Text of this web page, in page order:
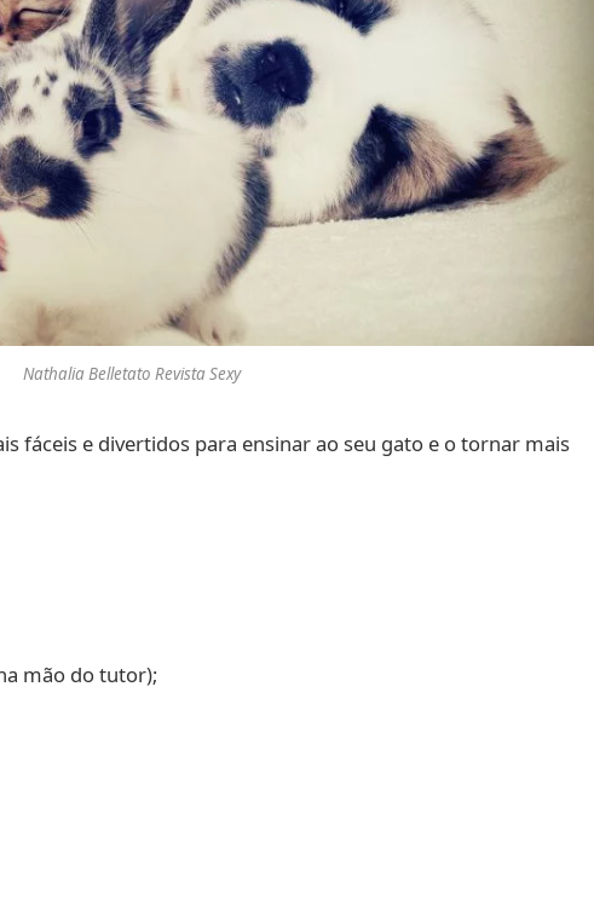
Nathalia Belletato Revista Sexy
fáceis e divertidos para ensinar ao seu gato e o tornar mais
mão do tutor);